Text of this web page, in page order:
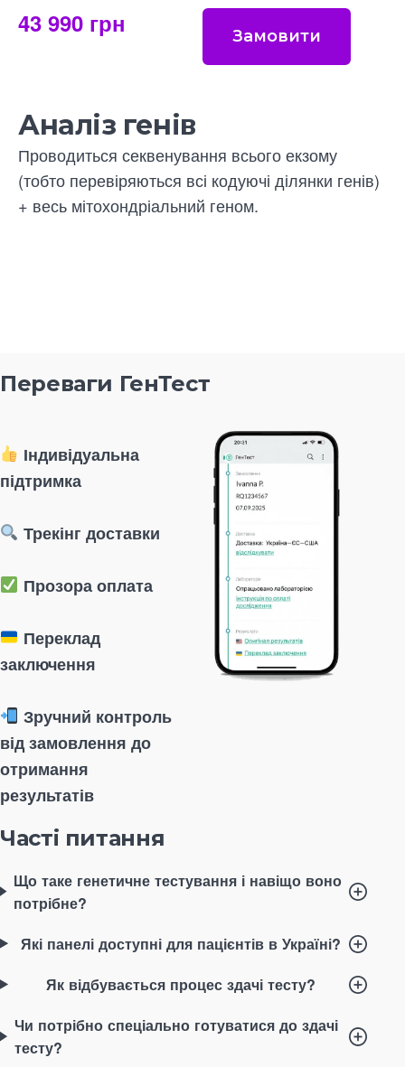
43 990 грн Замовити
Аналіз генів
Проводиться секвенування всього екзому
(тобто перевіряються всі кодуючі ділянки генів)
+ весь мітохондріальний геном.
Переваги ГенТест
Індивідуальна
підтримка
Трекінг доставки
Прозора оплата
Переклад
заключення
Зручний контроль
від замовлення до
отримання
результатів
Часті питання
Що таке генетичне тестування і навіщо воно
потрібне?
Які панелі доступні для пацієнтів в Україні?
Як відбувається процес здачі тесту?
Чи потрібно спеціально готуватися до здачі
тесту?